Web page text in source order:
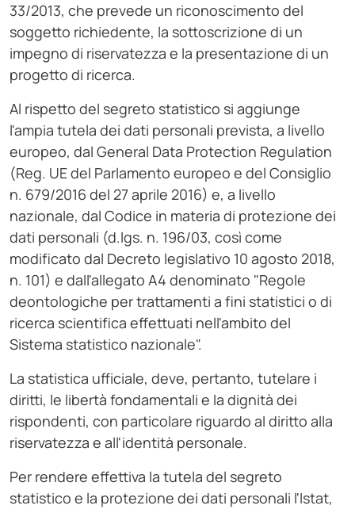
33/2013, che prevede un riconoscimento del
soggetto richiedente, la sottoscrizione di un
impegno di riservatezza e la presentazione di un
progetto di ricerca.
Al rispetto del segreto statistico si aggiunge
l'ampia tutela dei dati personali prevista, a livello
europeo, dal General Data Protection Regulation
(Reg. UE del Parlamento europeo e del Consiglio
n. 679/2016 del 27 aprile 2016) e, a livello
nazionale, dal Codice in materia di protezione dei
dati personali (d.lgs. n. 196/03, così come
modificato dal Decreto legislativo 10 agosto 2018,
n. 101) e dall'allegato A4 denominato "Regole
deontologiche per trattamenti a fini statistici o di
ricerca scientifica effettuati nell'ambito del
Sistema statistico nazionale".
La statistica ufficiale, deve, pertanto, tutelare i
diritti, le libertà fondamentali e la dignità dei
rispondenti, con particolare riguardo al diritto alla
riservatezza e all'identità personale.
Per rendere effettiva la tutela del segreto
statistico e la protezione dei dati personali l'Istat,